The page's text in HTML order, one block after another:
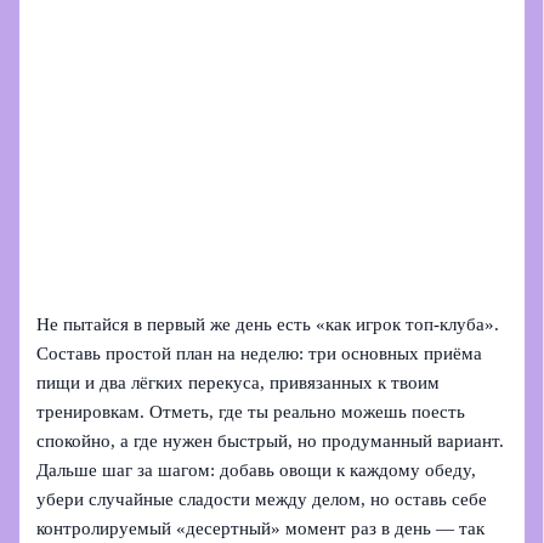
Не пытайся в первый же день есть «как игрок топ‑клуба».
Составь простой план на неделю: три основных приёма
пищи и два лёгких перекуса, привязанных к твоим
тренировкам. Отметь, где ты реально можешь поесть
спокойно, а где нужен быстрый, но продуманный вариант.
Дальше шаг за шагом: добавь овощи к каждому обеду,
убери случайные сладости между делом, но оставь себе
контролируемый «десертный» момент раз в день — так